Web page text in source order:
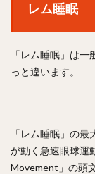
レム睡眠
「レム睡眠」は
っと違います。
「レム睡眠」の
が動く急速眼球運
Movement」の頭